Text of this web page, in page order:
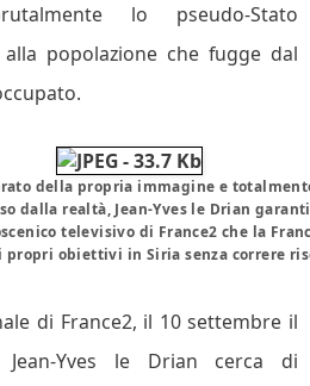
lo pseudo-Stato
popolazione che fugge dal
della propria immagine e
dalla realtà, Jean-Yves le Drian
televisivo di France2 che la
propri obiettivi in Siria senza correre
di France2, il 10 settembre il
Yves le Drian cerca di